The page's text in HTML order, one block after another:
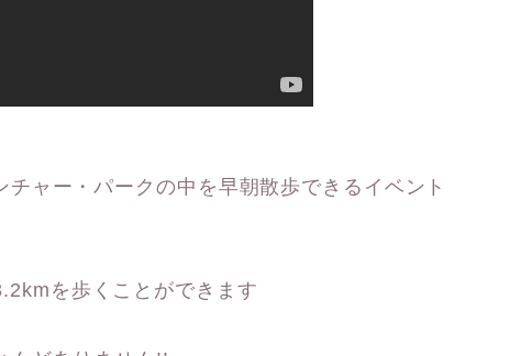
ャー・パークの中を早朝散歩できるイベント
を歩くことができます